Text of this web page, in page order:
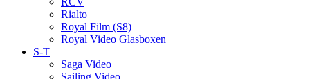
Rialto
Royal Film (S8)
Royal Video Glasboxen
S-T
Saga Video
Sailing Video